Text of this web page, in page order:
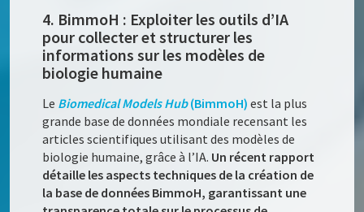
4. BimmoH : Exploiter les outils d’IA
pour collecter et structurer les
informations sur les modèles de
biologie humaine
Le Biomedical Models Hub(BimmoH) est la plus
grande base de données mondiale recensant les
articles scientifiques utilisant des modèles de
biologie humaine, grâce à l’IA. Un récent rapport
détaille les aspects techniques de la création de
la base de données BimmoH, garantissant une